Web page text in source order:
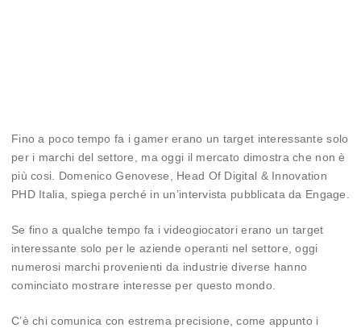
Fino a poco tempo fa i gamer erano un target interessante solo
per i marchi del settore, ma oggi il mercato dimostra che non è
più cosi. Domenico Genovese, Head Of Digital & Innovation
PHD Italia, spiega perché in un’intervista pubblicata da Engage.
Se fino a qualche tempo fa i videogiocatori erano un target
interessante solo per le aziende operanti nel settore, oggi
numerosi marchi provenienti da industrie diverse hanno
cominciato mostrare interesse per questo mondo.
C’è chi comunica con estrema precisione, come appunto i